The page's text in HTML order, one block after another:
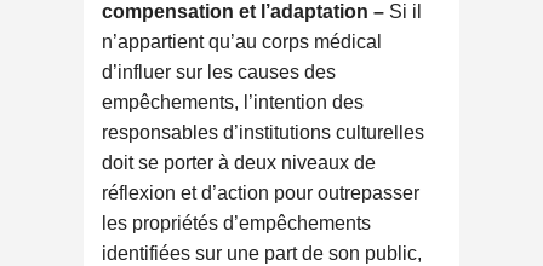
compensation et l’adaptation – Si il
n’appartient qu’au corps médical
d’influer sur les causes des
empêchements, l’intention des
responsables d’institutions culturelles
doit se porter à deux niveaux de
réflexion et d’action pour outrepasser
les propriétés d’empêchements
identifiées sur une part de son public,